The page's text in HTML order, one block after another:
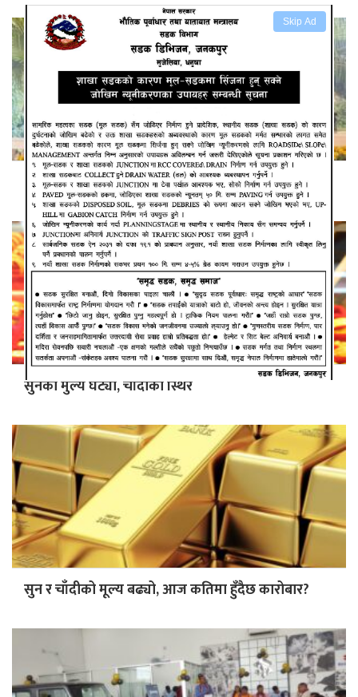
Skip Ad
रियल स्टेटसंग समन्वय नगर्दा जनता ठगिदै छन् : साह
सुनको मुल्य घट्यो, चाँदीको स्थिर
सुन र चाँदीको मूल्य बढ्यो, आज कतिमा हुँदैछ कारोबार?